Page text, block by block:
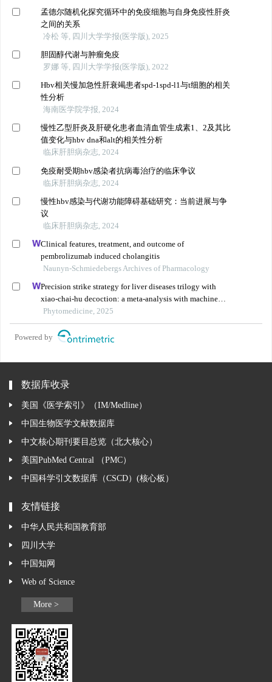
孟德尔随机化探究循环中的免疫细胞与自身免疫性肝炎
之间的关系
冷松 等, 四川大学学报(医学版), 2025
胆固醇代谢与肿瘤免疫
罗娜 等, 四川大学学报(医学版), 2022
Hbv相关慢加急性肝衰竭患者spd-1spd-l1与t细胞的相关
性分析
海南医学院学报, 2024
慢性乙型肝炎及肝硬化患者血清血管生成素1、2及其比
值变化与hbv dna和alt的相关性分析
临床肝胆病杂志, 2024
免疫耐受期hbv感染者抗病毒治疗的临床争议
临床肝胆病杂志, 2024
慢性hbv感染与代谢功能障碍基础研究：当前进展与争
议
临床肝胆病杂志, 2024
Clinical features, treatment, and outcome of
pembrolizumab induced cholangitis
Naunyn-Schmiedebergs Archives of Pharmacology
Precision strike strategy for liver diseases trilogy with
xiao-chai-hu decoction: a meta-analysis with machine
learning
Phytomedicine, 2025
Powered by
数据库收录
美国《医学索引》（IM/Medline）
中国生物医学文献数据库
中文核心期刊要目总览（北大核心）
美国PubMed Central （PMC）
中国科学引文数据库（CSCD）(核心板）
友情链接
中华人民共和国教育部
四川大学
中国知网
Web of Science
More >